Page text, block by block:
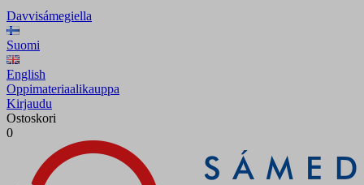
Davvisámegiella
Suomi
English
Oppimateriaalikauppa
Kirjaudu
Ostoskori
0